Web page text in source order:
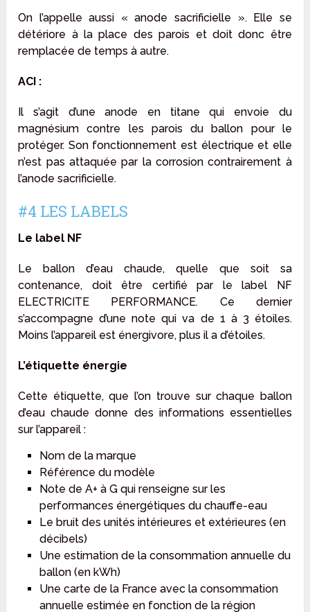
On l’appelle aussi « anode sacrificielle ». Elle se
détériore à la place des parois et doit donc être
remplacée de temps à autre.
ACI :
Il s’agit d’une anode en titane qui envoie du
magnésium contre les parois du ballon pour le
protéger. Son fonctionnement est électrique et elle
n’est pas attaquée par la corrosion contrairement à
l’anode sacrificielle.
#4 LES LABELS
Le label NF
Le ballon d’eau chaude, quelle que soit sa
contenance, doit être certifié par le label NF
ELECTRICITE PERFORMANCE. Ce dernier
s’accompagne d’une note qui va de 1 à 3 étoiles.
Moins l’appareil est énergivore, plus il a d’étoiles.
L’étiquette énergie
Cette étiquette, que l’on trouve sur chaque ballon
d’eau chaude donne des informations essentielles
sur l’appareil :
Nom de la marque
Référence du modèle
Note de A+ à G qui renseigne sur les
performances énergétiques du chauffe-eau
Le bruit des unités intérieures et extérieures (en
décibels)
Une estimation de la consommation annuelle du
ballon (en kWh)
Une carte de la France avec la consommation
annuelle estimée en fonction de la région